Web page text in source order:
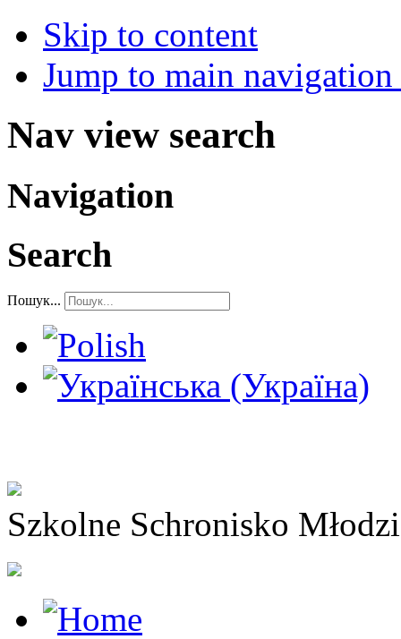
Skip to content
Jump to main
Nav view search
Navigation
Search
Пошук...
Szkolne Schronisko